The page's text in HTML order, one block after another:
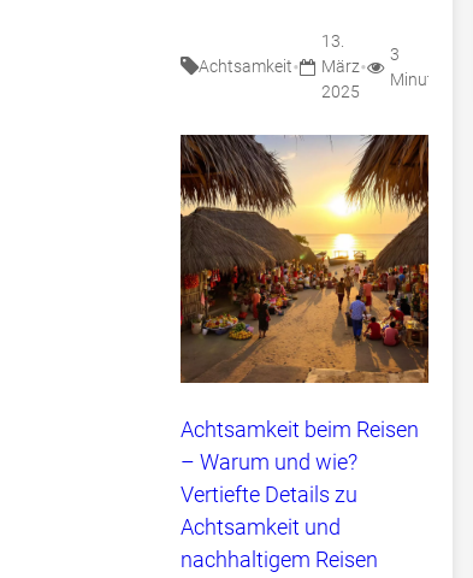
Achtsamkeit•
13.
März
2025
•
3
Minuten
Achtsamkeit beim Reisen
– Warum und wie?
Vertiefte Details zu
Achtsamkeit und
nachhaltigem Reisen